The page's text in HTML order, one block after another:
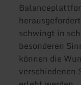
schwingt in
besonderen
können die
verschiedenen